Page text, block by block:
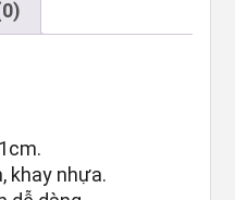
khay nhựa.